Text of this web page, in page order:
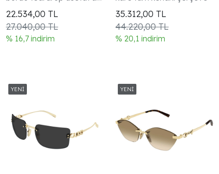
Chloé koleksiyonu kadın
22.534,00 TL
27.040,00 TL
% 16,7 indirim
35.312,00 TL
44.220,00 TL
% 20,1 indirim